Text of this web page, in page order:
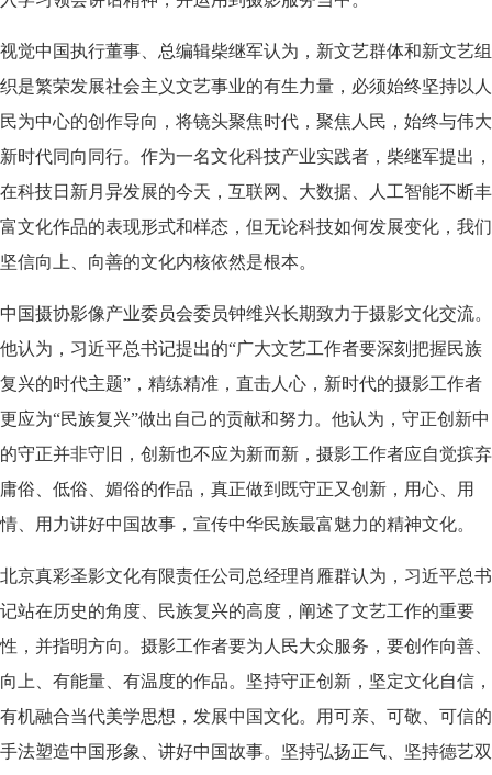
视觉中国执行董事、总编辑柴继军认为，新文艺群体和新文艺组
织是繁荣发展社会主义文艺事业的有生力量，必须始终坚持以人
民为中心的创作导向，将镜头聚焦时代，聚焦人民，始终与伟大
新时代同向同行。作为一名文化科技产业实践者，柴继军提出，
在科技日新月异发展的今天，互联网、大数据、人工智能不断丰
富文化作品的表现形式和样态，但无论科技如何发展变化，我们
坚信向上、向善的文化内核依然是根本。
中国摄协影像产业委员会委员钟维兴长期致力于摄影文化交流。
他认为，习近平总书记提出的“广大文艺工作者要深刻把握民族
复兴的时代主题”，精练精准，直击人心，新时代的摄影工作者
更应为“民族复兴”做出自己的贡献和努力。他认为，守正创新中
的守正并非守旧，创新也不应为新而新，摄影工作者应自觉摈弃
庸俗、低俗、媚俗的作品，真正做到既守正又创新，用心、用
情、用力讲好中国故事，宣传中华民族最富魅力的精神文化。
北京真彩圣影文化有限责任公司总经理肖雁群认为，习近平总书
记站在历史的角度、民族复兴的高度，阐述了文艺工作的重要
性，并指明方向。摄影工作者要为人民大众服务，要创作向善、
向上、有能量、有温度的作品。坚持守正创新，坚定文化自信，
有机融合当代美学思想，发展中国文化。用可亲、可敬、可信的
手法塑造中国形象、讲好中国故事。坚持弘扬正气、坚持德艺双